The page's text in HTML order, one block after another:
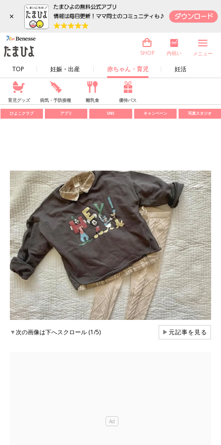
×
TOP 妊娠・出産 赤ちゃん・育児 妊活
SHOP 内祝い メニュー
育児グッズ 病気・予防接種 離乳食 優待パス
ひよこクラブ アプリ SNS キャンペーン 写真スタジオ
▼次の画像は下へスクロール (1/5) ▶元記事を見る